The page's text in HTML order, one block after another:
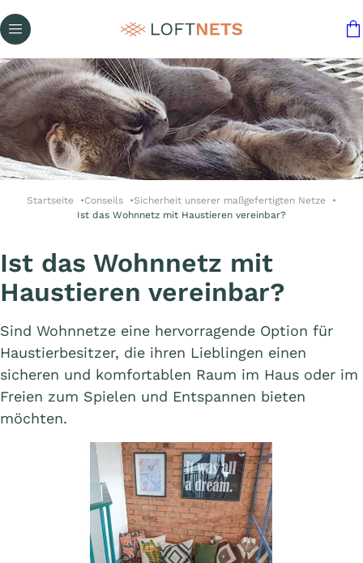
Startseite Conseils
Sicherheit unserer maßgefertigten Netze
Ist das Wohnnetz mit Haustieren vereinbar?
Ist das Wohnnetz mit
Haustieren vereinbar?
Sind Wohnnetze eine hervorragende Option für
Haustierbesitzer, die ihren Lieblingen einen
sicheren und komfortablen Raum im Haus oder im
Freien zum Spielen und Entspannen bieten
möchten.